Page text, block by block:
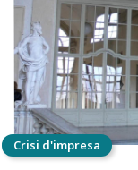
Crisi d'impresa